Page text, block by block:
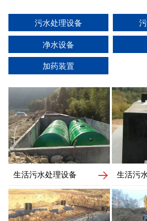
污水处理设备
净水设备
加药装置
生活污水处理设备 生活污